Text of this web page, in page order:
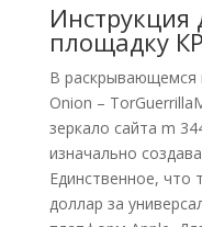
Инструкция
площадку
В раскрывающемся
Onion –
зеркало сайта m
изначально
Единственное, что
доллар за